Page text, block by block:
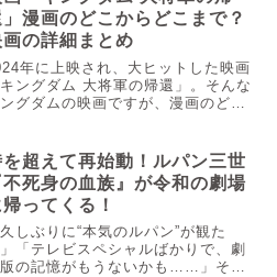
「最新のアニメをチェックし...
漫画のどこからどこまで？
画の詳細まとめ
年に上映され、大ヒットした映画
キングダム 大将軍の帰還」。そんな
グダムの映画ですが、漫画のどこ
かと思います。そこで今回はキン
ダムの映画が漫画がどこからどこま
なのか。映画の詳細について解説し
こうと思います。
を超えて再始動！ルパン三世
不死身の血族』が令和の劇場
帰ってくる！
久しぶりに“本気のルパン”が観た
「テレビスペシャルばかりで、劇
の記憶がもうないかも……」そう